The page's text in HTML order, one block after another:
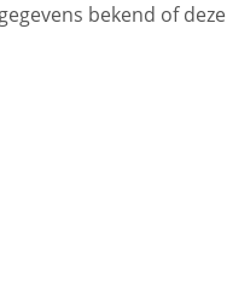
bekend of